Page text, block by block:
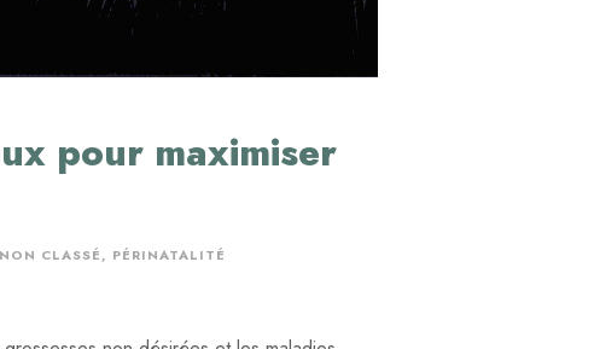
pour maximiser
NON CLASSÉ, PÉRINATALITÉ